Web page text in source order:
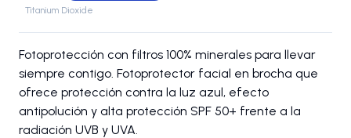
Titanium Dioxide
Fotoprotección con filtros 100% minerales para llevar
siempre contigo. Fotoprotector facial en brocha que
ofrece protección contra la luz azul, efecto
antipolución y alta protección SPF 50+ frente a la
radiación UVB y UVA.